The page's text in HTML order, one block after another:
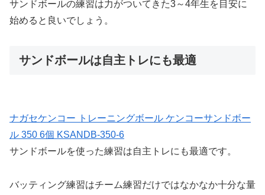
サンドボールの練習は力がついてきた3～4年生を目安に
始めると良いでしょう。
サンドボールは自主トレにも最適
ナガセケンコー トレーニングボール ケンコーサンドボー
ル 350 6個 KSANDB-350-6
サンドボールを使った練習は自主トレにも最適です。
バッティング練習はチーム練習だけではなかなか十分な量